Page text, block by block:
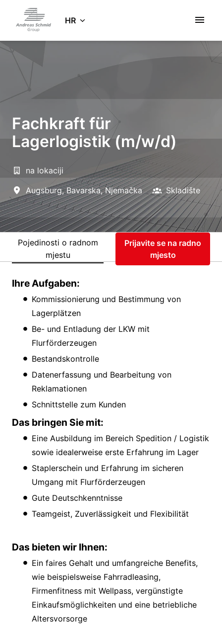
springenStartseite HR
Fachkraft für
Lagerlogistik (m/w/d)
na lokaciji
Augsburg, Bavarska, Njemačka Skladište
Pojedinosti o radnom
mjestu
Prijavite se na radno
mjesto
Ihre Aufgaben:
Kommissionierung und Bestimmung von
Lagerplätzen
Be- und Entladung der LKW mit
Flurförderzeugen
Bestandskontrolle
Datenerfassung und Bearbeitung von
Reklamationen
Schnittstelle zum Kunden
Das bringen Sie mit:
Eine Ausbildung im Bereich Spedition / Logistik
sowie idealerweise erste Erfahrung im Lager
Staplerschein und Erfahrung im sicheren
Umgang mit Flurförderzeugen
Gute Deutschkenntnisse
Teamgeist, Zuverlässigkeit und Flexibilität
Das bieten wir Ihnen:
Ein faires Gehalt und umfangreiche Benefits,
wie beispielsweise Fahrradleasing,
Firmenfitness mit Wellpass, vergünstigte
Einkaufsmöglichkeiten und eine betriebliche
Altersvorsorge